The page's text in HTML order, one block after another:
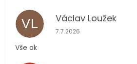
VL Václav Loužek
Hodnocení obchodu je 5
7.7.2026
Vše ok